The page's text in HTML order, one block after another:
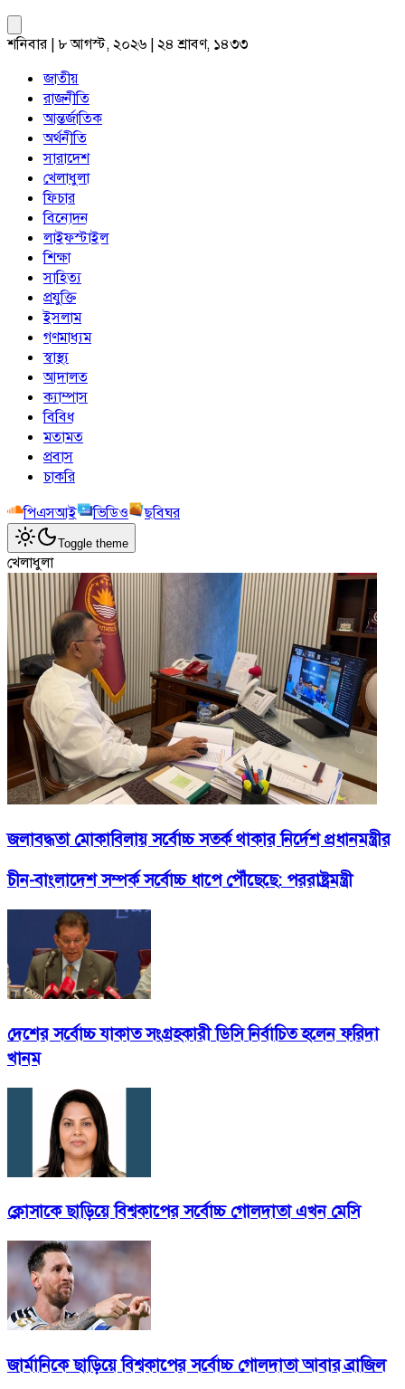
শনিবার | ৮ আগস্ট, ২০২৬ | ২৪ শ্রাবণ, ১৪৩৩
জাতীয়
রাজনীতি
আন্তর্জাতিক
অর্থনীতি
সারাদেশ
খেলাধুলা
ফিচার
বিনোদন
লাইফস্টাইল
শিক্ষা
সাহিত্য
প্রযুক্তি
ইসলাম
গণমাধ্যম
স্বাস্থ্য
আদালত
ক্যাম্পাস
বিবিধ
মতামত
প্রবাস
চাকরি
পিএসআই
ভিডিও ছবিঘর
Toggle theme
খেলাধুলা
জলাবদ্ধতা মোকাবিলায় সর্বোচ্চ সতর্ক থাকার নির্দেশ প্রধানমন্ত্রীর
চীন-বাংলাদেশ সম্পর্ক সর্বোচ্চ ধাপে পৌঁছেছে: পররাষ্ট্রমন্ত্রী
দেশের সর্বোচ্চ যাকাত সংগ্রহকারী ডিসি নির্বাচিত হলেন ফরিদা
খানম
ক্লোসাকে ছাড়িয়ে বিশ্বকাপের সর্বোচ্চ গোলদাতা এখন মেসি
জার্মানিকে ছাড়িয়ে বিশ্বকাপের সর্বোচ্চ গোলদাতা আবার ব্রাজিল